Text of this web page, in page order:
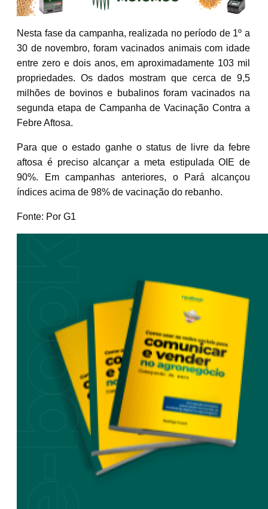
Nesta fase da campanha, realizada no período de 1º a
30 de novembro, foram vacinados animais com idade
entre zero e dois anos, em aproximadamente 103 mil
propriedades. Os dados mostram que cerca de 9,5
milhões de bovinos e bubalinos foram vacinados na
segunda etapa de Campanha de Vacinação Contra a
Febre Aftosa.
Para que o estado ganhe o status de livre da febre
aftosa é preciso alcançar a meta estipulada OIE de
90%. Em campanhas anteriores, o Pará alcançou
índices acima de 98% de vacinação do rebanho.
Fonte: Por G1